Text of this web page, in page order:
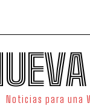
Noticias para una